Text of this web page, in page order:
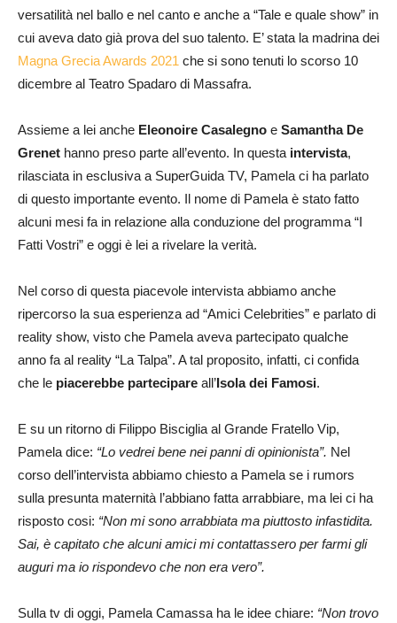
versatilità nel ballo e nel canto e anche a “Tale e quale show” in
cui aveva dato già prova del suo talento. E’ stata la madrina dei
Magna Grecia Awards 2021 che si sono tenuti lo scorso 10
dicembre al Teatro Spadaro di Massafra.
Assieme a lei anche Eleonoire Casalegno e Samantha De
Grenet hanno preso parte all’evento. In questa intervista,
rilasciata in esclusiva a SuperGuida TV, Pamela ci ha parlato
di questo importante evento. Il nome di Pamela è stato fatto
alcuni mesi fa in relazione alla conduzione del programma “I
Fatti Vostri” e oggi è lei a rivelare la verità.
Nel corso di questa piacevole intervista abbiamo anche
ripercorso la sua esperienza ad “Amici Celebrities” e parlato di
reality show, visto che Pamela aveva partecipato qualche
anno fa al reality “La Talpa”. A tal proposito, infatti, ci confida
che le piacerebbe partecipare all’Isola dei Famosi.
E su un ritorno di Filippo Bisciglia al Grande Fratello Vip,
Pamela dice: “Lo vedrei bene nei panni di opinionista”. Nel
corso dell’intervista abbiamo chiesto a Pamela se i rumors
sulla presunta maternità l’abbiano fatta arrabbiare, ma lei ci ha
risposto cosi: “Non mi sono arrabbiata ma piuttosto infastidita.
Sai, è capitato che alcuni amici mi contattassero per farmi gli
auguri ma io rispondevo che non era vero”.
Sulla tv di oggi, Pamela Camassa ha le idee chiare: “Non trovo